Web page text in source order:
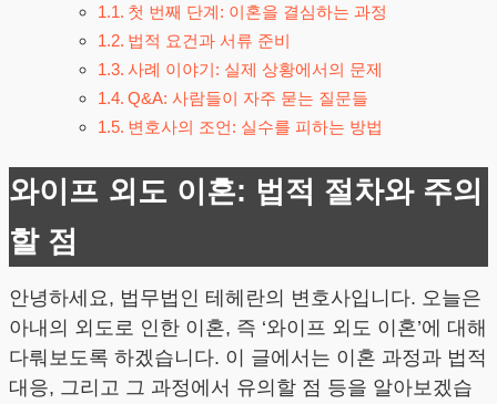
첫 번째 단계: 이혼을 결심하는 과정
법적 요건과 서류 준비
사례 이야기: 실제 상황에서의 문제
Q&A: 사람들이 자주 묻는 질문들
변호사의 조언: 실수를 피하는 방법
와이프 외도 이혼: 법적 절차와 주의
할 점
안녕하세요, 법무법인 테헤란의 변호사입니다. 오늘은
아내의 외도로 인한 이혼, 즉 ‘와이프 외도 이혼’에 대해
다뤄보도록 하겠습니다. 이 글에서는 이혼 과정과 법적
대응, 그리고 그 과정에서 유의할 점 등을 알아보겠습